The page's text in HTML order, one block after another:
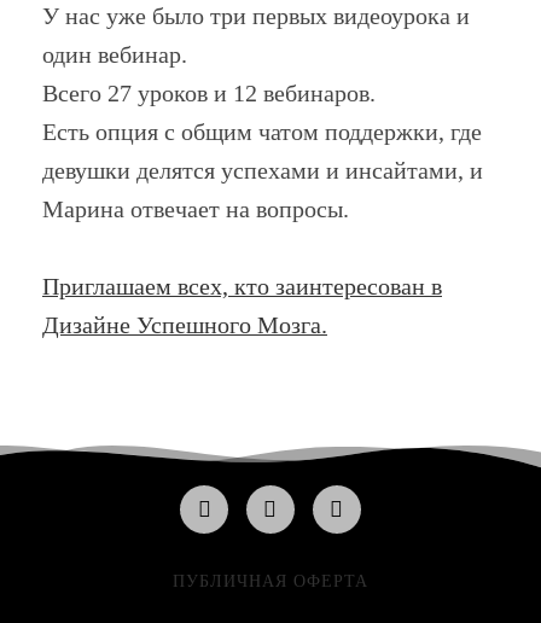
У нас уже было три первых видеоурока и
один вебинар.
Всего 27 уроков и 12 вебинаров.
Есть опция с общим чатом поддержки, где
девушки делятся успехами и инсайтами, и
Марина отвечает на вопросы.
Приглашаем всех, кто заинтересован в
Дизайне Успешного Мозга.
ПУБЛИЧНАЯ ОФЕРТА